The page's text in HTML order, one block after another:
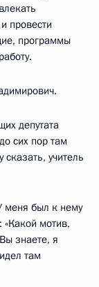
провести
программы
депутата
сих пор там
сказать, учитель
меня был к нему
мотив,
знаете, я
там